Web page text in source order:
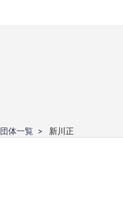
団体一覧 新川正